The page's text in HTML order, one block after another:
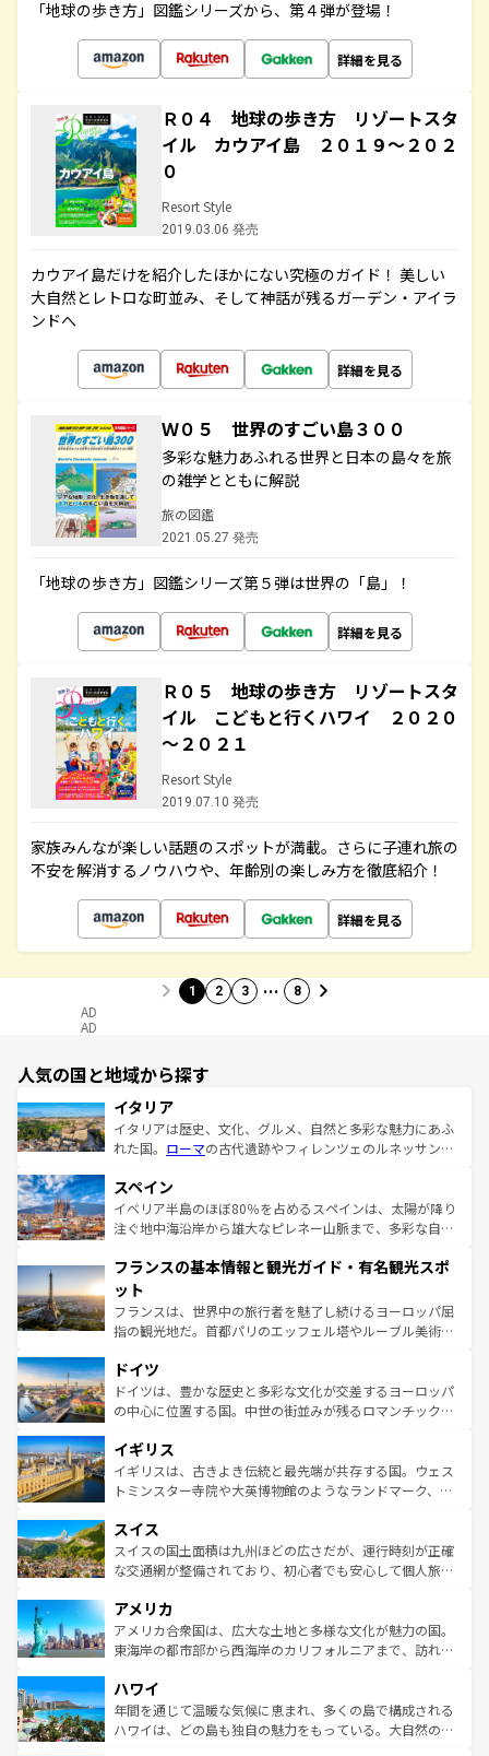
「地球の歩き方」図鑑シリーズから、第４弾が登場！
詳細を見る
Ｒ０４ 地球の歩き方 リゾートスタ
イル カウアイ島 ２０１９～２０２
０
Resort Style
2019.03.06 発売
カウアイ島だけを紹介したほかにない究極のガイド！ 美しい
大自然とレトロな町並み、そして神話が残るガーデン・アイラ
ンドへ
詳細を見る
Ｗ０５ 世界のすごい島３００
多彩な魅力あふれる世界と日本の島々を旅
の雑学とともに解説
旅の図鑑
2021.05.27 発売
「地球の歩き方」図鑑シリーズ第５弾は世界の「島」！
詳細を見る
Ｒ０５ 地球の歩き方 リゾートスタ
イル こどもと行くハワイ ２０２０
～２０２１
Resort Style
2019.07.10 発売
家族みんなが楽しい話題のスポットが満載。さらに子連れ旅の
不安を解消するノウハウや、年齢別の楽しみ方を徹底紹介！
詳細を見る
1 2 3 … 8
AD
AD
人気の国と地域から探す
イタリア
イタリアは歴史、文化、グルメ、自然と多彩な魅力にあふ
れた国。 ローマの古代遺跡やフィレンツェのルネッサンス
ろん、トスカーナの美しい田園風景やアマルフィ海岸の絶
景など、自然景観も見逃せない。観光の合間には、本場の
ピザやパスタなど、絶品のイタリア料理を堪能することも
ませてくれるイタリアで、忘れられない旅をしてみよう！
なお、新着のイタリア情報は
しい。
スペイン
イベリア半島のほぼ80％を占めるスペインは、太陽が降り
注ぐ地中海沿岸から雄大なピレネー山脈まで、多彩な自然
文化が根付くこの国では、情熱的なフラメンコ、熱気あふ
れる闘牛、そして美味しいタパスが生活の一部となってい
る。首都マドリードの洗練された雰囲気や、バルセロナの
アートに溢れた街角から、地方では古代ローマ遺跡や中世
せる。地方によって風土や気候が異なるスペインはその個
性で訪れる人を魅了する。 なお、新着のスペイン情報は コ
ンテンツ一覧を参照してほしい。
フランスの基本情報と観光ガイド・有名観光スポ
ット
フランスは、世界中の旅行者を魅了し続けるヨーロッパ屈
指の観光地だ。首都パリのエッフェル塔やルーブル美術館
で、幅広い魅力が詰まっている。華麗な宮殿、歴史的な大
聖堂、美しいビーチ、そして豊かな自然が、訪れる者を心
から魅了する。また、フランスは美食の国としても知ら
いる。シャンパンの発祥地であるランス、プロヴァンスの
香り高いラベンダー畑など、多彩な楽しみ方が可能だ。さ
らに、パリ以外の地域にも魅力が溢れており、どの街角に
れる地方に足を運ぶとそれぞれで全く異なる文化を体験で
きるだろう。 なお、新着のフランス情報はコンテンツ一覧
を参照してほしい。
ドイツ
ドイツは、豊かな歴史と多彩な文化が交差するヨーロッパ
の中心に位置する国。中世の街並みが残るロマンチック街
顔を持つこの国は、どこを歩いても飽きることがない。ベ
ルリンの文化的活気、バイエルン州のアルプスの絶景、そ
してライン川沿いのワイン畑といった風景は必見。ビール
は、お酒好きな人にはぜひ体験してほしい。 なお、新着の
ドイツ情報はコンテンツ一覧を参照してほしい。
イギリス
イギリスは、古きよき伝統と最先端が共存する国。ウェス
トミンスター寺院や大英博物館のようなランドマーク、歴
リアごとに異なる魅力がある。また、優雅なアフタヌーン
ティー、ビール好きにはたまらない英国パブ、サッカー観
戦など、本場だからこそできる体験も豊富。イギリスを旅
ンツ一覧を参照してほしい。
スイス
スイスの国土面積は九州ほどの広さだが、運行時刻が正確
な交通網が整備されており、初心者でも安心して個人旅行
の建物がそのまま残る町や、スイスならではのユニークな
博物館もあり、アルプス観光だけでなく町歩きも満喫する
ことができる。国民の所得が高いため物価も高いが、旅行
ば市内交通費無料で観光を楽しむこともできる。 なお、新
着のスイス情報はコンテンツ一覧 を参照してほしい。
アメリカ
アメリカ合衆国は、広大な土地と多様な文化が魅力の国。
東海岸の都市部から西海岸のカリフォルニアまで、訪れる
のような巨大都市は、観光、ショッピング、エンターテイ
ンメントが詰まった刺激的なスポットだ。一方、アメリカ
西部には大自然が広がり、グランドキャニオンやイエロー
ハワイ
年間を通じて温暖な気候に恵まれ、多くの島で構成される
ハワイは、どの島も独自の魅力をもっている。大自然の神